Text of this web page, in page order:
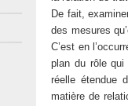
De fait,
des mesures
C’est en
plan du rôle
réelle étendue
matière de